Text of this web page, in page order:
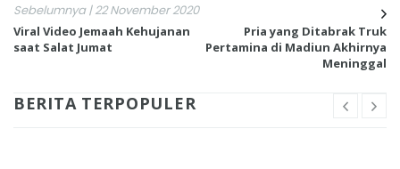
Sebelumnya | 22 November 2020
Viral Video Jemaah Kehujanan
saat Salat Jumat
Pria yang Ditabrak Truk
Pertamina di Madiun Akhirnya
Meninggal
BERITA TERPOPULER